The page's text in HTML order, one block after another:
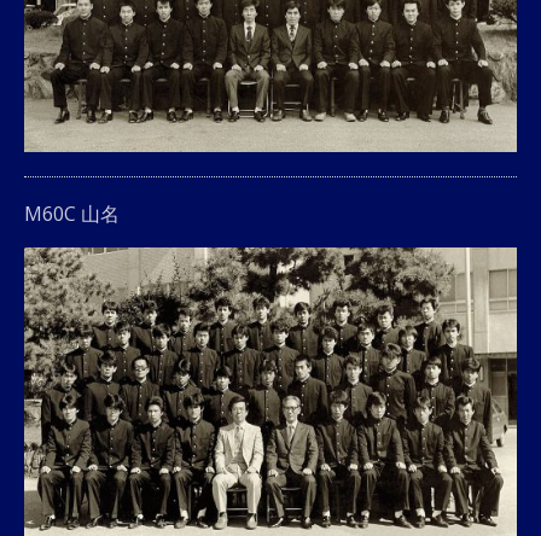
M60C 山名